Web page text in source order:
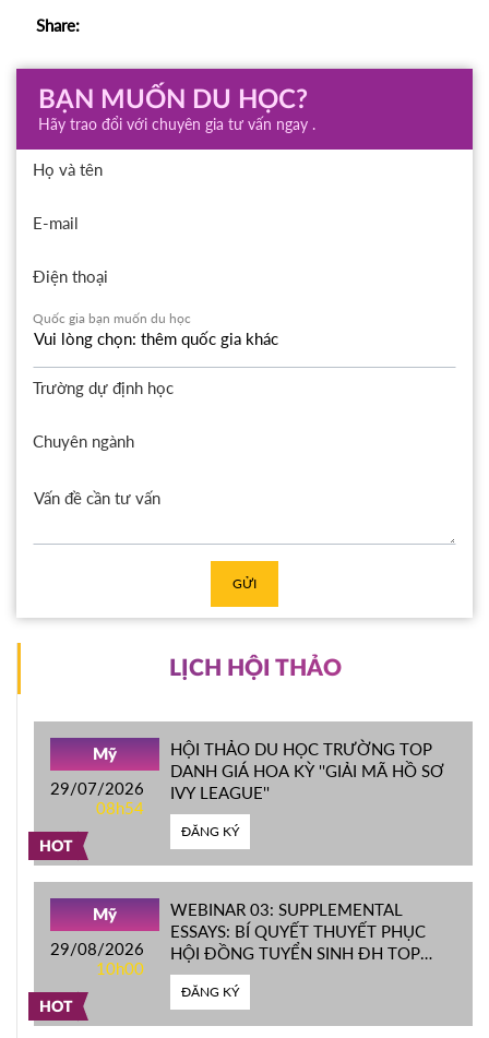
Share:
BẠN MUỐN DU HỌC?
Hãy trao đổi với chuyên gia tư vấn ngay .
Họ và tên
E-mail
Điện thoại
Quốc gia bạn muốn du học
Trường dự định học
Chuyên ngành
GỬI
LỊCH HỘI THẢO
HOT
Mỹ
29/07/2026
08h54
HỘI THẢO DU HỌC TRƯỜNG TOP
DANH GIÁ HOA KỲ ''GIẢI MÃ HỒ SƠ
IVY LEAGUE''
ĐĂNG KÝ
HOT
Mỹ
29/08/2026
10h00
WEBINAR 03: SUPPLEMENTAL
ESSAYS: BÍ QUYẾT THUYẾT PHỤC
HỘI ĐỒNG TUYỂN SINH ĐH TOP
ĐẦU MỸ
ĐĂNG KÝ